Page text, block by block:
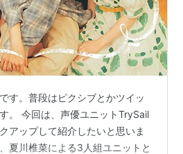
す。普段はピクシブとかツイッ
。 今回は、声優ユニットTrySail
アップして紹介したいと思いま
夏川椎菜による3人組ユニットと